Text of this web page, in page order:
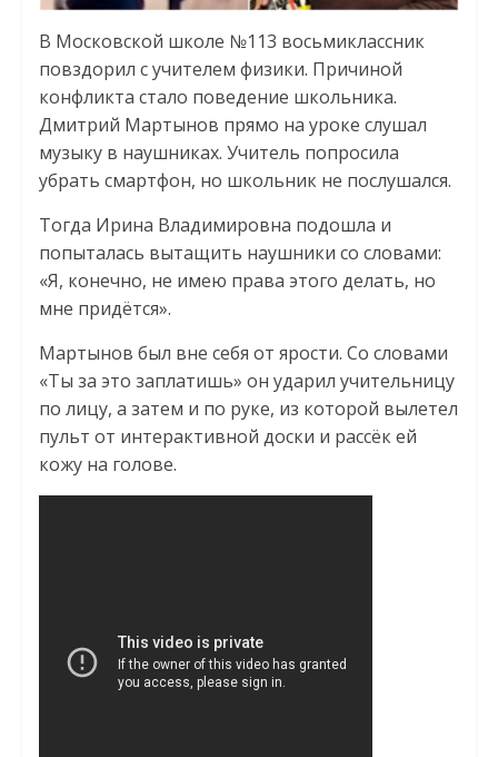
В Московской школе №113 восьмиклассник
повздорил с учителем физики. Причиной
конфликта стало поведение школьника.
Дмитрий Мартынов прямо на уроке слушал
музыку в наушниках. Учитель попросила
убрать смартфон, но школьник не послушался.
Тогда Ирина Владимировна подошла и
попыталась вытащить наушники со словами:
«Я, конечно, не имею права этого делать, но
мне придётся».
Мартынов был вне себя от ярости. Со словами
«Ты за это заплатишь» он ударил учительницу
по лицу, а затем и по руке, из которой вылетел
пульт от интерактивной доски и рассёк ей
кожу на голове.